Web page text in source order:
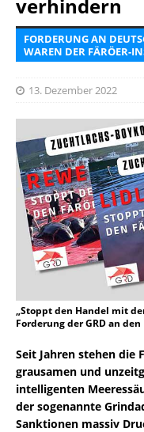
verhindern
FORDERUNG AN
WAREN DER FÄRÖER-
13. Dezember 2022
„Stoppt den Handel mit
Forderung der GRD an
Seit Jahren stehen die
grausamen und
intelligenten
der sogenannte
Sanktionen massiv